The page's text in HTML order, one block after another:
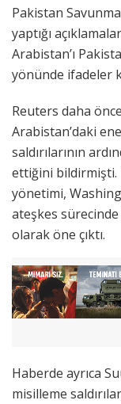
Pakistan
yaptığı
Arabistan’ı
yönünde ifadeler
Reuters daha
Arabistan’daki
saldırılarının
ettiğini bildirmişti.
yönetimi,
ateşkes
olarak öne çıktı.
Haberde ayrıca
misilleme